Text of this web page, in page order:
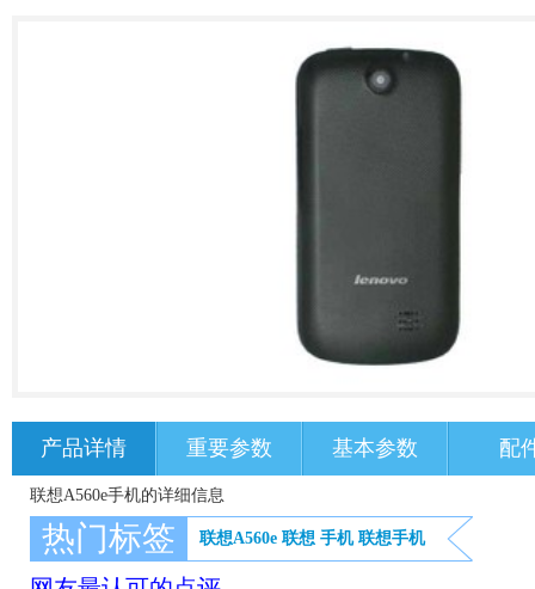
产品详情 重要参数 基本参数 配
联想A560e手机的详细信息
热门标签 联想A560e 联想 手机 联想手机